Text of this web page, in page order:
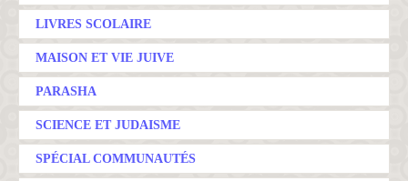
LIVRES SCOLAIRE
MAISON ET VIE JUIVE
PARASHA
SCIENCE ET JUDAISME
SPÉCIAL COMMUNAUTÉS